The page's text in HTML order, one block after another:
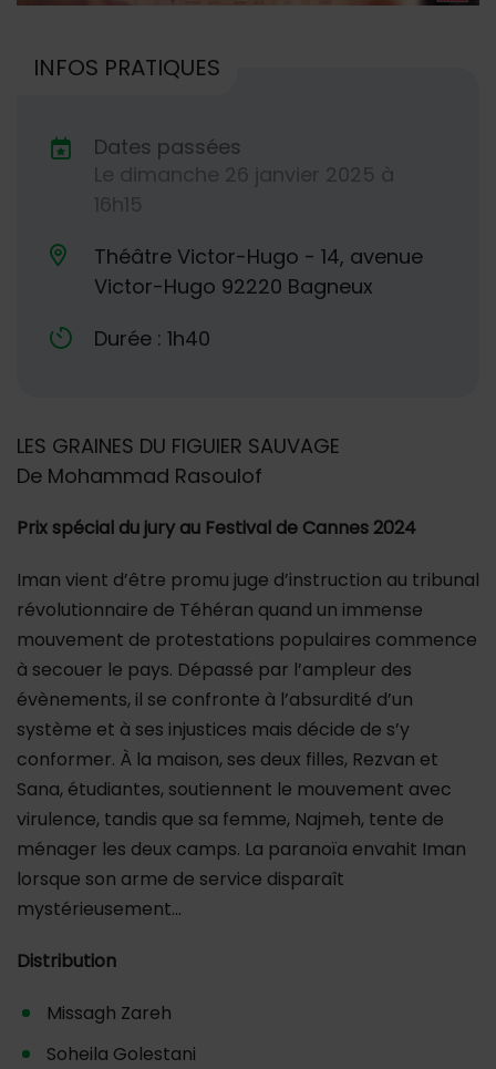
INFOS PRATIQUES
Dates de planification
Dates passées
Le dimanche 26 janvier 2025 à
16h15
Lieu alternatif
Théâtre Victor-Hugo - 14, avenue
Victor-Hugo 92220 Bagneux
Durée : 1h40
LES GRAINES DU FIGUIER SAUVAGE
De Mohammad Rasoulof
Prix spécial du jury au Festival de Cannes 2024
Iman vient d’être promu juge d’instruction au tribunal
révolutionnaire de Téhéran quand un immense
mouvement de protestations populaires commence
à secouer le pays. Dépassé par l’ampleur des
évènements, il se confronte à l’absurdité d’un
système et à ses injustices mais décide de s’y
conformer. À la maison, ses deux filles, Rezvan et
Sana, étudiantes, soutiennent le mouvement avec
virulence, tandis que sa femme, Najmeh, tente de
ménager les deux camps. La paranoïa envahit Iman
lorsque son arme de service disparaît
mystérieusement…
Distribution
Missagh Zareh
Soheila Golestani